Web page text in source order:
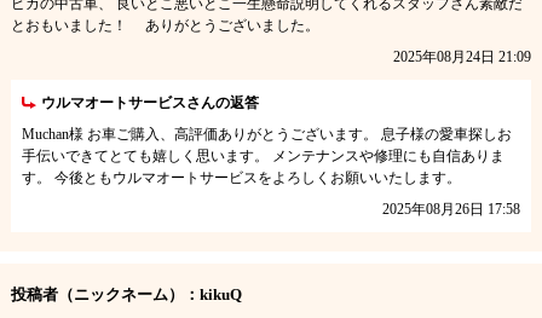
ピカの中古車、 良いとこ悪いとこ一生懸命説明してくれるスタッフさん素敵だ
とおもいました！ ありがとうございました。
2025年08月24日 21:09
ウルマオートサービスさんの返答
Muchan様 お車ご購入、高評価ありがとうございます。 息子様の愛車探しお
手伝いできてとても嬉しく思います。 メンテナンスや修理にも自信ありま
す。 今後ともウルマオートサービスをよろしくお願いいたします。
2025年08月26日 17:58
投稿者（ニックネーム）：kikuQ